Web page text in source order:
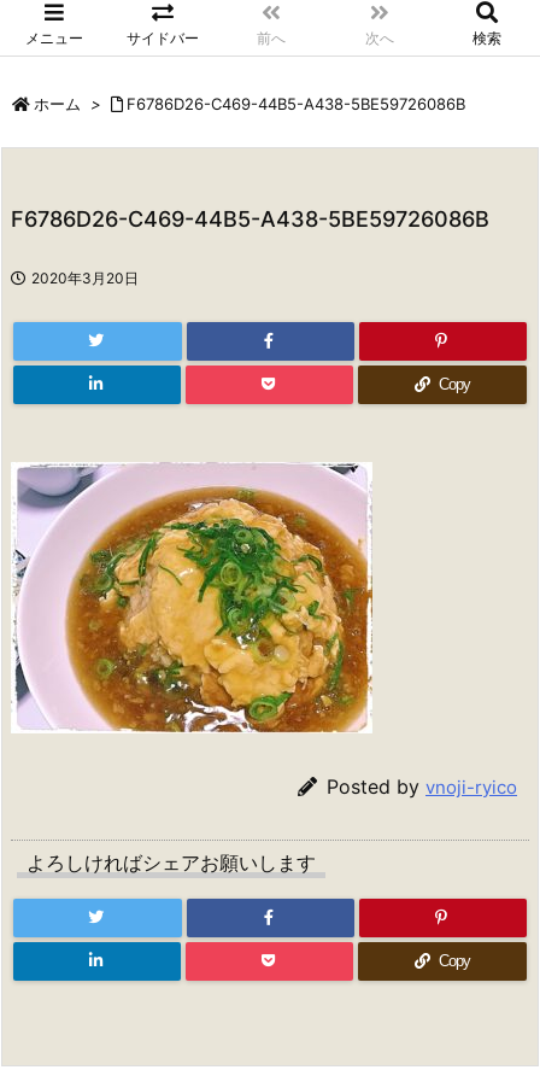
メニュー サイドバー 前へ 次へ 検索
ホーム > F6786D26-C469-44B5-A438-5BE59726086B
F6786D26-C469-44B5-A438-5BE59726086B
2020年3月20日
Copy
Posted by vnoji-ryico
よろしければシェアお願いします
Copy